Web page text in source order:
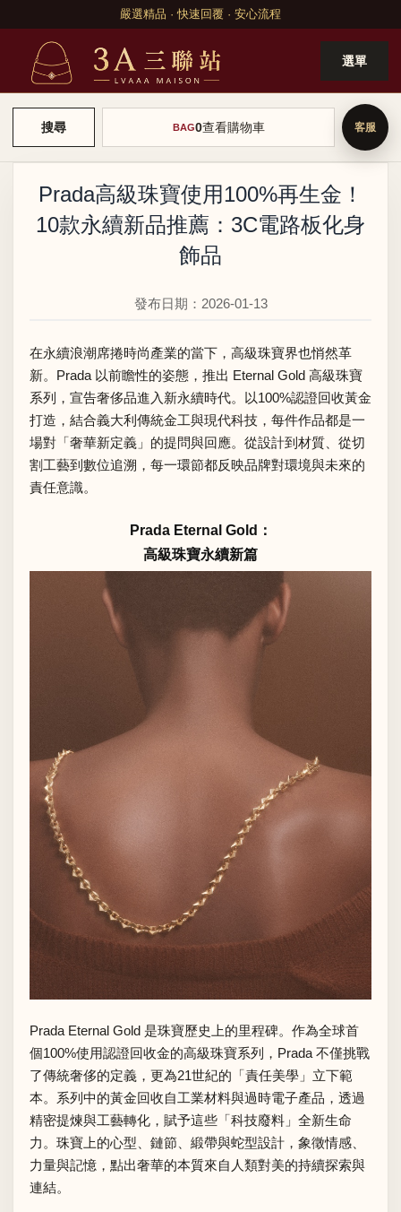
嚴選精品 · 快速回覆 · 安心流程
選單
搜尋 BAG0查看購物車
Prada高級珠寶使用100%再生金！
10款永續新品推薦：3C電路板化身
飾品
發布日期：2026-01-13
在永續浪潮席捲時尚產業的當下，高級珠寶界也悄然革
新。Prada 以前瞻性的姿態，推出 Eternal Gold 高級珠寶
系列，宣告奢侈品進入新永續時代。以100%認證回收黃金
打造，結合義大利傳統金工與現代科技，每件作品都是一
場對「奢華新定義」的提問與回應。從設計到材質、從切
割工藝到數位追溯，每一環節都反映品牌對環境與未來的
責任意識。
Prada Eternal Gold：
高級珠寶永續新篇
Prada Eternal Gold 是珠寶歷史上的里程碑。作為全球首
個100%使用認證回收金的高級珠寶系列，Prada 不僅挑戰
了傳統奢侈的定義，更為21世紀的「責任美學」立下範
本。系列中的黃金回收自工業材料與過時電子產品，透過
精密提煉與工藝轉化，賦予這些「科技廢料」全新生命
力。珠寶上的心型、鏈節、緞帶與蛇型設計，象徵情感、
力量與記憶，點出奢華的本質來自人類對美的持續探索與
連結。